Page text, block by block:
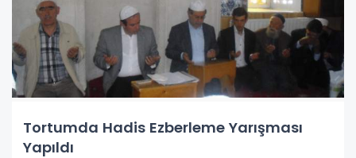
Tortumda Hadis Ezberleme Yarışması
Yapıldı